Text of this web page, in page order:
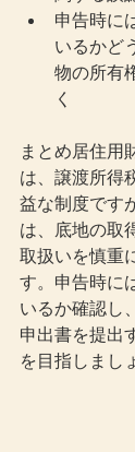
申告時に
いるかど
物の所有
く
まとめ居住用
は、譲渡所得
益な制度です
は、底地の取
取扱いを慎重
す。申告時に
いるか確認し
申出書を提出
を目指しまし